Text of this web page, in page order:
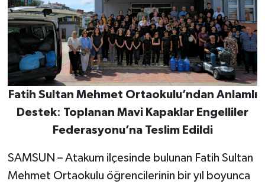
Fatih Sultan Mehmet Ortaokulu’ndan Anlamlı
Destek: Toplanan Mavi Kapaklar Engelliler
Federasyonu’na Teslim Edildi
SAMSUN – Atakum ilçesinde bulunan Fatih Sultan
Mehmet Ortaokulu öğrencilerinin bir yıl boyunca